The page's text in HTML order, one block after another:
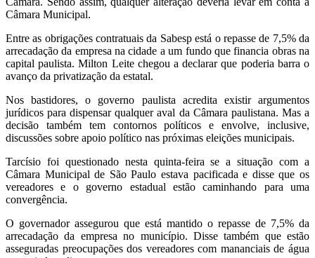
Câmara Municipal.
Entre as obrigações contratuais da Sabesp está o repasse de 7,5% da
arrecadação da empresa na cidade a um fundo que financia obras na
capital paulista. Milton Leite chegou a declarar que poderia barra o
avanço da privatização da estatal.
Nos bastidores, o governo paulista acredita existir argumentos
jurídicos para dispensar qualquer aval da Câmara paulistana. Mas a
decisão também tem contornos políticos e envolve, inclusive,
discussões sobre apoio político nas próximas eleições municipais.
Tarcísio foi questionado nesta quinta-feira se a situação com a
Câmara Municipal de São Paulo estava pacificada e disse que os
vereadores e o governo estadual estão caminhando para uma
convergência.
O governador assegurou que está mantido o repasse de 7,5% da
arrecadação da empresa no município. Disse também que estão
asseguradas preocupações dos vereadores com mananciais de água